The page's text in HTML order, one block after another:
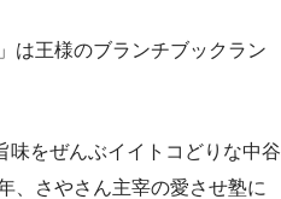
は王様のブランチブックラン
味をぜんぶイイトコどりな中谷
、さやさん主宰の愛させ塾に